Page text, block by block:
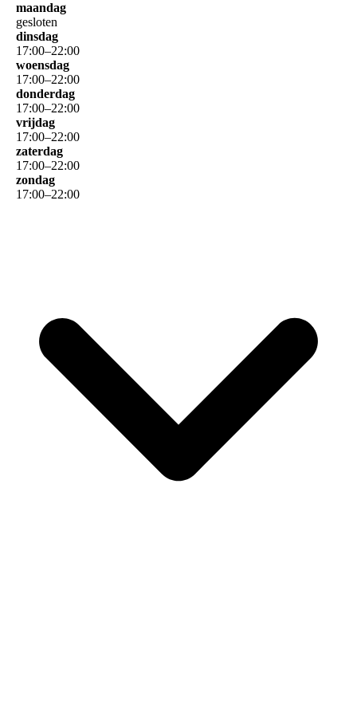
maandag
gesloten
dinsdag
17:00–22:00
woensdag
17:00–22:00
donderdag
17:00–22:00
vrijdag
17:00–22:00
zaterdag
17:00–22:00
zondag
17:00–22:00